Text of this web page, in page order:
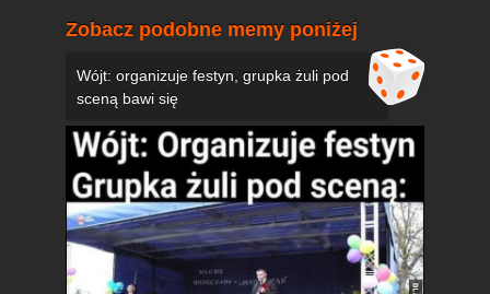
Zobacz podobne memy poniżej
Wójt: organizuje festyn, grupka żuli pod
sceną bawi się